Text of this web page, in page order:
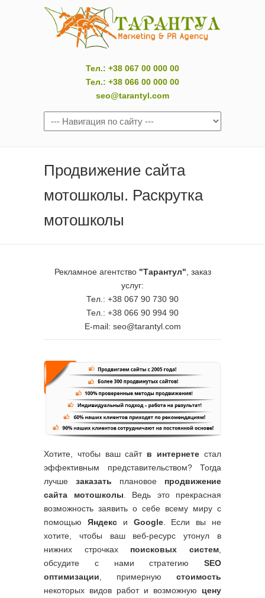
Тел.: +38 067 00 000 00
Тел.: +38 066 00 000 00
seo@tarantyl.com
Продвижение сайта
мотошколы. Раскрутка
мотошколы
Рекламное агентство "Тарантул" , заказ
услуг:
Тел.: +38 067 90 730 90
Тел.: +38 066 90 994 90
E-mail: seo@tarantyl.com
Хотите, чтобы ваш сайт в интернете стал
эффективным представительством? Тогда
лучше заказать плановое продвижение
сайта мотошколы . Ведь это прекрасная
возможность заявить о себе всему миру с
помощью Яндекси Google. Если вы не
хотите, чтобы ваш веб-ресурс утонул в
нижних строчках поисковых систем
обсудите с нами стратегию SEO
оптимизации , примерную стоимость
некоторых видов работ и возможную цену